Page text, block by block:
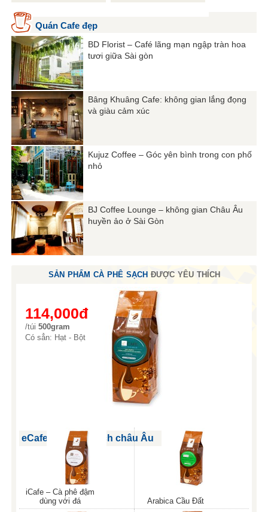
Quán Cafe đẹp
BD Florist – Café lãng mạn ngập tràn hoa
tươi giữa Sài gòn
Bâng Khuâng Cafe: không gian lắng đọng
và giàu cảm xúc
Kujuz Coffee – Góc yên bình trong con phố
nhỏ
BJ Coffee Lounge – không gian Châu Âu
huyền ảo ở Sài Gòn
SẢN PHẨM CÀ PHÊ SẠCHĐƯỢC YÊU THÍCH
114,000đ
/túi500gram
Có sẳn: Hạt - Bột
eCafe – Phong cách châu Âu
iCafe – Cà phê đậm
dùng với đá
Arabica Cầu Đất